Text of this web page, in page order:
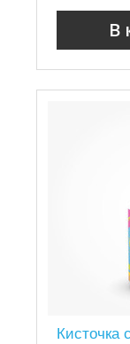
В
Кисточка